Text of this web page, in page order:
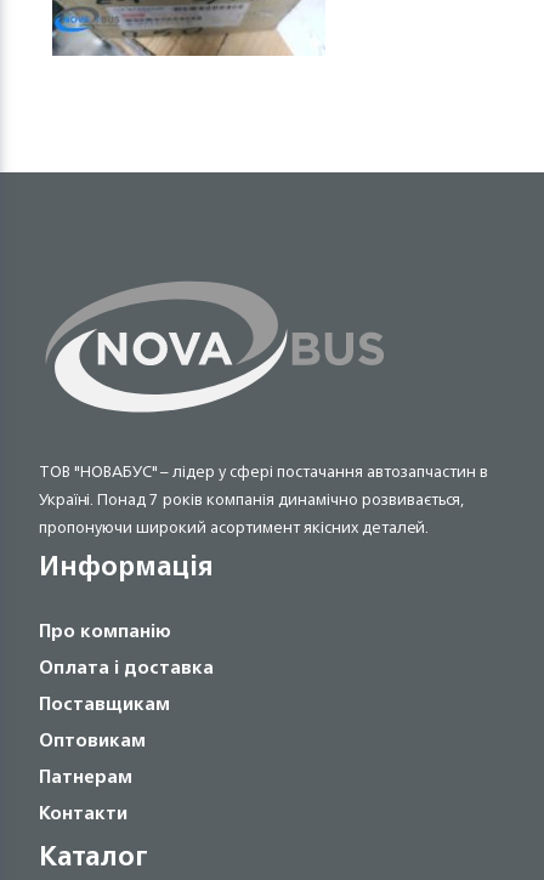
ТОВ "НОВАБУС" – лідер у сфері постачання автозапчастин в
Україні. Понад 7 років компанія динамічно розвивається,
пропонуючи широкий асортимент якісних деталей.
Информація
Про компанію
Оплата і доставка
Поставщикам
Оптовикам
Патнерам
Контакти
Каталог